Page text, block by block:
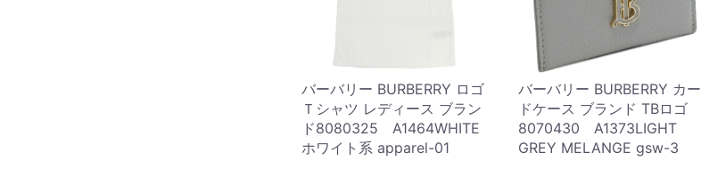
バーバリー BURBERRY ロゴ
Ｔシャツ レディース ブラン
ド8080325 A1464WHITE
ホワイト系 apparel-01
バーバリー BURBERRY カー
ドケース ブランド TBロゴ
8070430 A1373LIGHT
GREY MELANGE gsw-3